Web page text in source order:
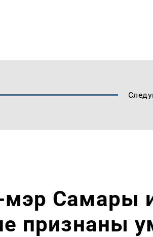
мэр Самары
признаны